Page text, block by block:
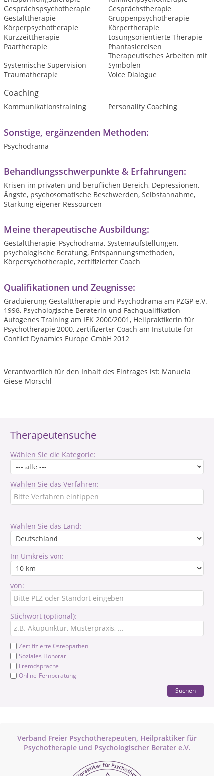
Therapeutensuche
Wählen Sie die Kategorie:
Wählen Sie das Verfahren:
Wählen Sie das Land:
Im Umkreis von:
von:
Stichwort (optional):
Zertifizierte Osteopathen
Soziales Honorar
Fremdsprache
Online-Fernberatung
Suchen
Verband Freier Psychotherapeuten, Heilpraktiker für
Psychotherapie und Psychologischer Berater e.V.
Gesprächspsychotherapie
Gesprächstherapie
Gestalttherapie
Gruppenpsychotherapie
Körperpsychotherapie
Körpertherapie
Kurzzeittherapie
Lösungsorientierte Therapie
Paartherapie
Phantasiereisen
Systemische Supervision
Therapeutisches Arbeiten mit
Symbolen
Traumatherapie
Voice Dialogue
Coaching
Kommunikationstraining Personality Coaching
Sonstige, ergänzenden Methoden:
Psychodrama
Behandlungsschwerpunkte & Erfahrungen:
Krisen im privaten und beruflichen Bereich, Depressionen,
Ängste, psychosomatische Beschwerden, Selbstannahme,
Stärkung eigener Ressourcen
Meine therapeutische Ausbildung:
Gestalttherapie, Psychodrama, Systemaufstellungen,
psychologische Beratung, Entspannungsmethoden,
Körpersychotherapie, zertifizierter Coach
Qualifikationen und Zeugnisse:
Graduierung Gestalttherapie und Psychodrama am PZGP e.V.
1998, Psychologische Beraterin und Fachqualifikation
Autogenes Training am IEK 2000/2001, Heilpraktikerin für
Psychotherapie 2000, zertifizerter Coach am Instutute for
Conflict Dynamics Europe GmbH 2012
Verantwortlich für den Inhalt des Eintrages ist: Manuela
Giese-Morschl